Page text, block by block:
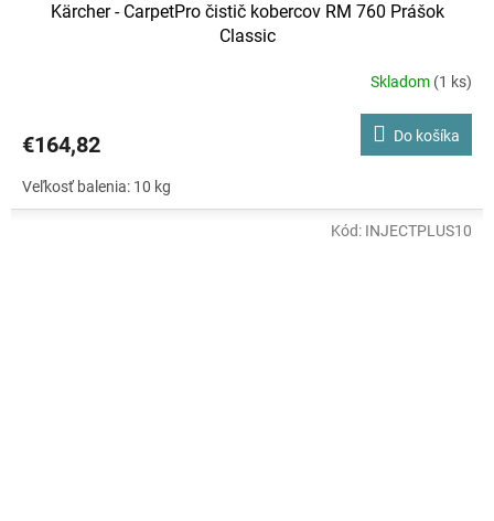
Kärcher - CarpetPro čistič kobercov RM 760 Prášok
Classic
Skladom (1 ks)
€164,82 Do košíka
Veľkosť balenia: 10 kg
Kód: INJECTPLUS10